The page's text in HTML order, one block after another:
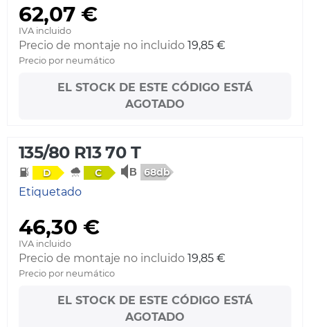
62,07 €
IVA incluido
Precio de montaje no incluido 19,85 €
Precio por neumático
EL STOCK DE ESTE CÓDIGO ESTÁ
AGOTADO
135/80 R13 70 T
D C 68db
Etiquetado
46,30 €
IVA incluido
Precio de montaje no incluido 19,85 €
Precio por neumático
EL STOCK DE ESTE CÓDIGO ESTÁ
AGOTADO